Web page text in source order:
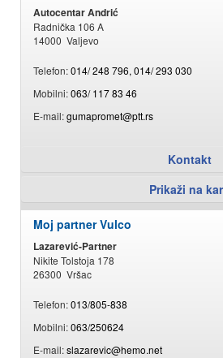
Autocentar Andrić
Radnička 106 A
14000 Valjevo
Telefon:014/ 248 796, 014/ 293 030
Mobilni:063/ 117 83 46
E-mail:gumapromet@ptt.rs
Kontakt
Prikaži na
Moj partner Vulco
Lazarević-Partner
Nikite Tolstoja 178
26300 Vršac
Telefon:013/805-838
Mobilni:063/250624
E-mail:slazarevic@hemo.net